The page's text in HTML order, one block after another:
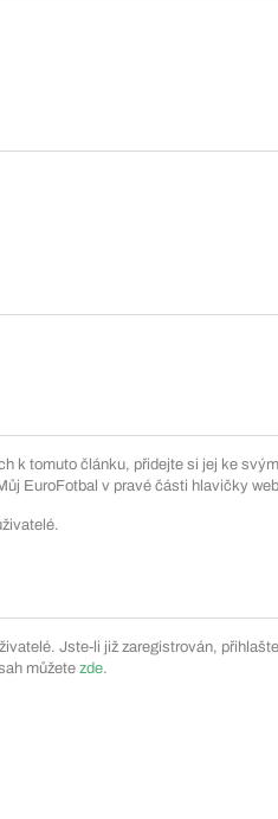
k tomuto článku, přidejte si jej ke
EuroFotbal v pravé části hlavičky
Jste-li již zaregistrován,
můžete zde.